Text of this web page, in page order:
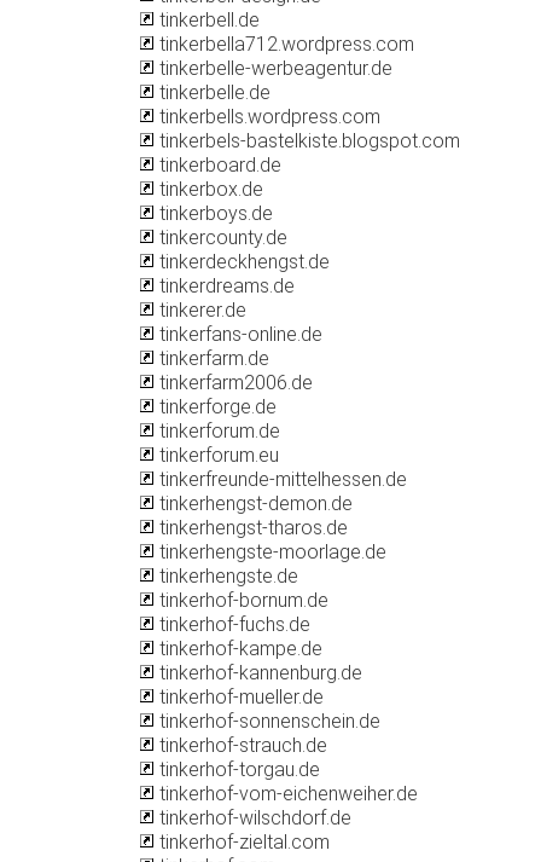
tinkerbell.de
tinkerbella712.wordpress.com
tinkerbelle-werbeagentur.de
tinkerbelle.de
tinkerbells.wordpress.com
tinkerbels-bastelkiste.blogspot.com
tinkerboard.de
tinkerbox.de
tinkerboys.de
tinkercounty.de
tinkerdeckhengst.de
tinkerdreams.de
tinkerer.de
tinkerfans-online.de
tinkerfarm.de
tinkerfarm2006.de
tinkerforge.de
tinkerforum.de
tinkerforum.eu
tinkerfreunde-mittelhessen.de
tinkerhengst-demon.de
tinkerhengst-tharos.de
tinkerhengste-moorlage.de
tinkerhengste.de
tinkerhof-bornum.de
tinkerhof-fuchs.de
tinkerhof-kampe.de
tinkerhof-kannenburg.de
tinkerhof-mueller.de
tinkerhof-sonnenschein.de
tinkerhof-strauch.de
tinkerhof-torgau.de
tinkerhof-vom-eichenweiher.de
tinkerhof-wilschdorf.de
tinkerhof-zieltal.com